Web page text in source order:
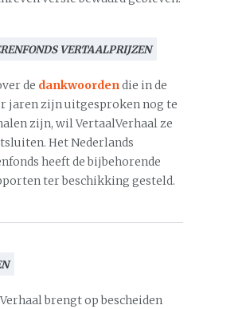
VERTAALPRIJZEN
de dankwoordendie in de
jaren zijn uitgesproken nog te
zijn, wil VertaalVerhaal ze
Het Nederlands
heeft de bijbehorende
ter beschikking gesteld.
brengt op bescheiden